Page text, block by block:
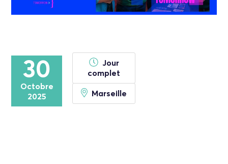
30
Octobre
2025
Jour
complet
Marseille